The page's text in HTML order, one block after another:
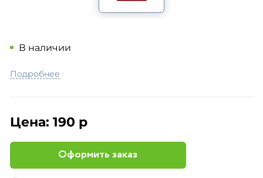
В наличии
Подробнее
Цена: 190 р
Оформить заказ